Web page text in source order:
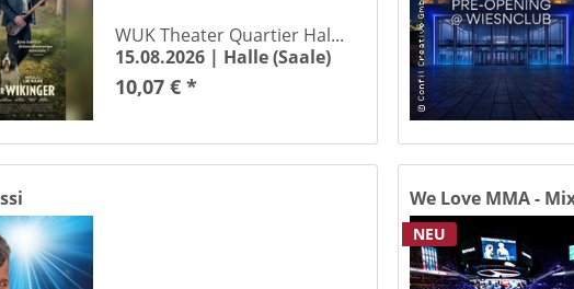
Hannover
Theater Düsseldorf
Leuna
Bronson Halle/ Saale
Barby Barby (Elbe)
UG Halle / Saale
WUK Theater Quartier Hal...
15.08.2026 | Halle (Saale)
10,07 € *
NEU
We Love MMA -